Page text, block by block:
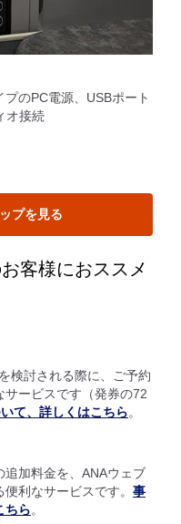
のPC電源、USBポート
オ接続
プを見る
客様におススメ
検討される際に、ご予約
ービスです（発券の72
て、詳しくはこちら。
加料金を、ANAウェブ
利なサービスです。 事
ちら。